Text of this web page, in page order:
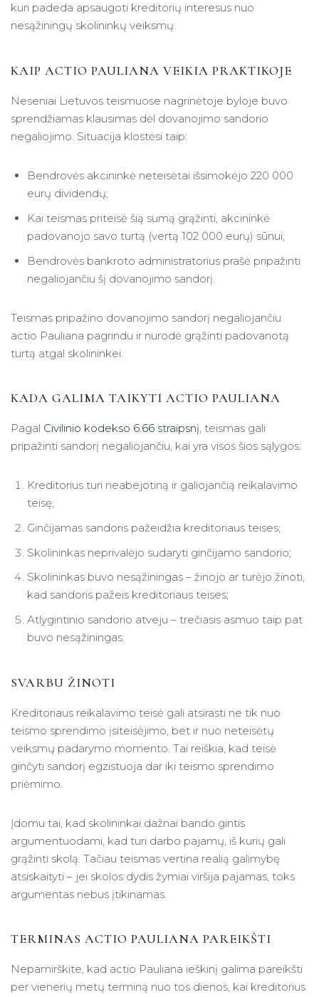
kuri padeda apsaugoti kreditorių interesus nuo
nesąžiningų skolininkų veiksmų.
KAIP ACTIO PAULIANA VEIKIA PRAKTIKOJE
Neseniai Lietuvos teismuose nagrinėtoje byloje buvo
sprendžiamas klausimas dėl dovanojimo sandorio
negaliojimo. Situacija klostėsi taip:
Bendrovės akcininkė neteisėtai išsimokėjo 220 000
eurų dividendų;
Kai teismas priteisė šią sumą grąžinti, akcininkė
padovanojo savo turtą (vertą 102 000 eurų) sūnui;
Bendrovės bankroto administratorius prašė pripažinti
negaliojančiu šį dovanojimo sandorį.
Teismas pripažino dovanojimo sandorį negaliojančiu
actio Pauliana pagrindu ir nurodė grąžinti padovanotą
turtą atgal skolininkei.
KADA GALIMA TAIKYTI ACTIO PAULIANA
Pagal Civilinio kodekso 6.66 straipsnį, teismas gali
pripažinti sandorį negaliojančiu, kai yra visos šios sąlygos:
Kreditorius turi neabejotiną ir galiojančią reikalavimo
teisę;
Ginčijamas sandoris pažeidžia kreditoriaus teises;
Skolininkas neprivalėjo sudaryti ginčijamo sandorio;
Skolininkas buvo nesąžiningas – žinojo ar turėjo žinoti,
kad sandoris pažeis kreditoriaus teises;
Atlygintinio sandorio atveju – trečiasis asmuo taip pat
buvo nesąžiningas.
SVARBU ŽINOTI
Kreditoriaus reikalavimo teisė gali atsirasti ne tik nuo
teismo sprendimo įsiteisėjimo, bet ir nuo neteisėtų
veiksmų padarymo momento. Tai reiškia, kad teisė
ginčyti sandorį egzistuoja dar iki teismo sprendimo
priėmimo.
Įdomu tai, kad skolininkai dažnai bando gintis
argumentuodami, kad turi darbo pajamų, iš kurių gali
grąžinti skolą. Tačiau teismas vertina realią galimybę
atsiskaityti – jei skolos dydis žymiai viršija pajamas, toks
argumentas nebus įtikinamas.
TERMINAS ACTIO PAULIANA PAREIKŠTI
Nepamirškite, kad actio Pauliana ieškinį galima pareikšti
per vienerių metų terminą nuo tos dienos, kai kreditorius